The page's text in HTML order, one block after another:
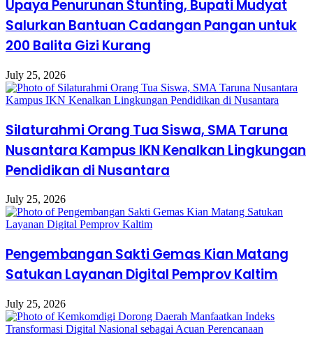
Upaya Penurunan Stunting, Bupati Mudyat
Salurkan Bantuan Cadangan Pangan untuk
200 Balita Gizi Kurang
July 25, 2026
Silaturahmi Orang Tua Siswa, SMA Taruna
Nusantara Kampus IKN Kenalkan Lingkungan
Pendidikan di Nusantara
July 25, 2026
Pengembangan Sakti Gemas Kian Matang
Satukan Layanan Digital Pemprov Kaltim
July 25, 2026